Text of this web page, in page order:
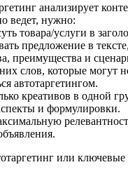
анализирует
ведет, нужно:
товара/услуги в
предложение в
преимущества и
слов, которые могут
автотаргетингом.
креативов в одной
и формулировки.
или